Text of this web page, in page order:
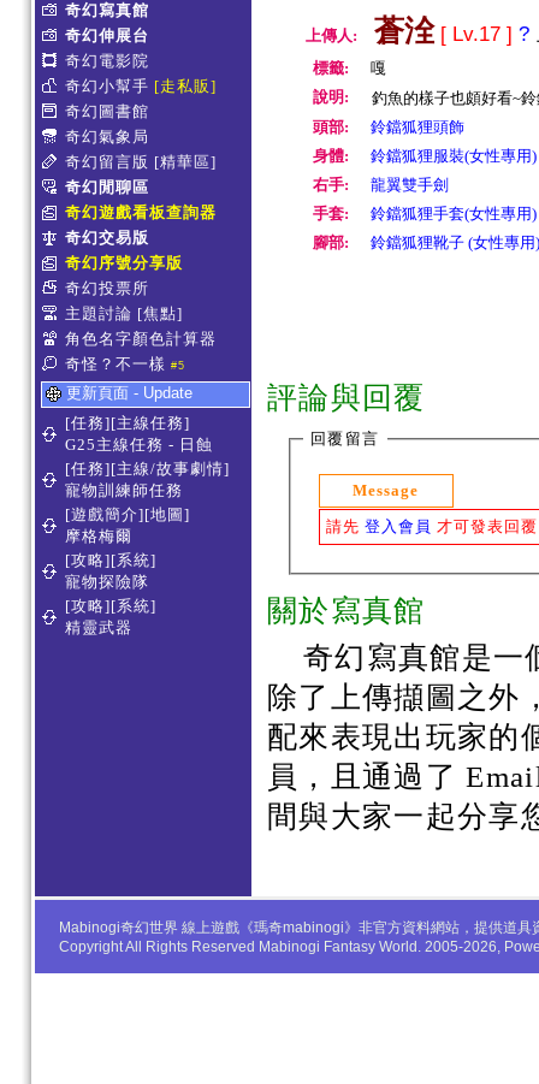
奇幻寫真館
奇幻伸展台
奇幻電影院
奇幻小幫手 [走私販]
奇幻圖書館
奇幻氣象局
奇幻留言版 [精華區]
奇幻閒聊區
奇幻遊戲看板查詢器
奇幻交易版
奇幻序號分享版
奇幻投票所
主題討論 [焦點]
角色名字顏色計算器
奇怪？不一樣 #5
更新頁面 - Update
[任務][主線任務]
G25主線任務 - 日蝕
[任務][主線/故事劇情]
寵物訓練師任務
[遊戲簡介][地圖]
摩格梅爾
[攻略][系統]
寵物探險隊
[攻略][系統]
精靈武器
上傳人: 蒼洤[ Lv.17 ] ?
標籤:
嘎
說明:
釣魚的樣子也頗好看~
頭部:
鈴鐺狐狸頭飾
身體:
鈴鐺狐狸服裝(女性專用)
右手:
龍翼雙手劍
手套:
鈴鐺狐狸手套(女性專用)
腳部:
鈴鐺狐狸靴子 (女性專用)
評論與回覆
回覆留言
Message
請先 登入會員 才可發表回
關於寫真館
奇幻寫真館是一
除了上傳擷圖之外
配來表現出玩家的
員，且通過了
間與大家一起分享
Mabinogi奇幻世界 線上遊戲《瑪奇mabinogi》非官方資料網站，提供道
Copyright All Rights Reserved Mabinogi Fantasy World. 2005-2026,